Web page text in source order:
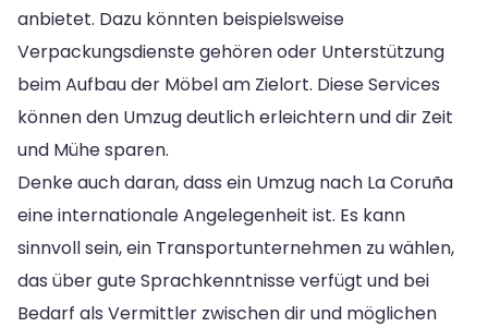
anbietet. Dazu könnten beispielsweise
Verpackungsdienste gehören oder Unterstützung
beim Aufbau der Möbel am Zielort. Diese Services
können den Umzug deutlich erleichtern und dir Zeit
und Mühe sparen.
Denke auch daran, dass ein Umzug nach La Coruña
eine internationale Angelegenheit ist. Es kann
sinnvoll sein, ein Transportunternehmen zu wählen,
das über gute Sprachkenntnisse verfügt und bei
Bedarf als Vermittler zwischen dir und möglichen